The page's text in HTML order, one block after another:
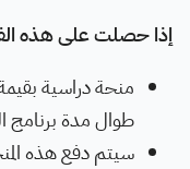
إذا حصلت على هذه
طوال مدة برنامج